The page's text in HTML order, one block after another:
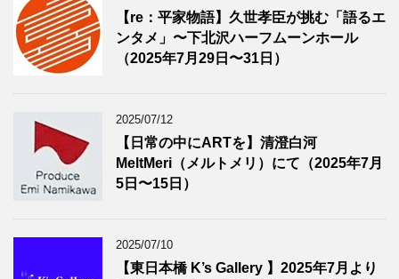
【re：平家物語】久世孝臣が挑む「語るエ
ンタメ」〜下北沢ハーフムーンホール
（2025年7月29日〜31日）
2025/07/12
【日常の中にARTを】清澄白河
MeltMeri（メルトメリ）にて（2025年7月
5日〜15日）
2025/07/10
【東日本橋 K’s Gallery 】2025年7月より